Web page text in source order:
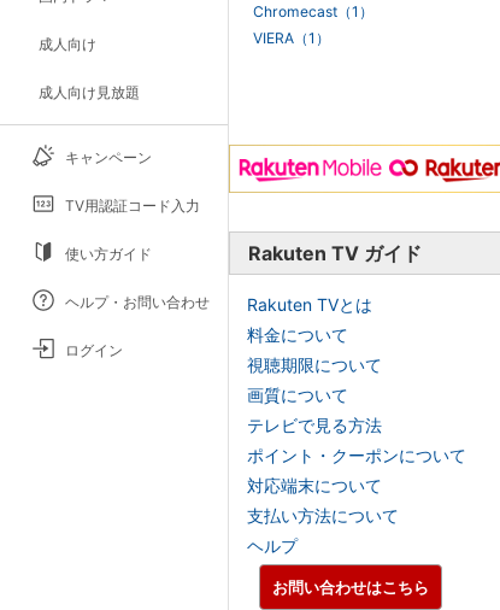
成人向け
成人向け見放題
キャンペーン
TV用認証コード入力
使い方ガイド
ヘルプ・お問い合わせ
ログイン
Chromecast（1）
VIERA（1）
Rakuten TV ガイド
Rakuten TVとは
料金について
視聴期限について
画質について
テレビで見る方法
ポイント・クーポンについて
対応端末について
支払い方法について
ヘルプ
お問い合わせはこちら